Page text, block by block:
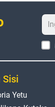
Sisi
Yetu